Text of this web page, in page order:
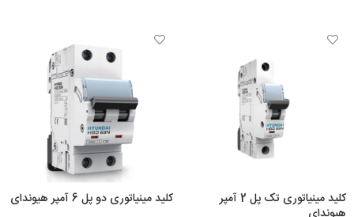
کلید مینیاتوری تک پل 2 آمپر
کلید مینیاتوری دو پل 6 آمپر هیوندای